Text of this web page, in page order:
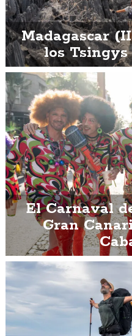
Madagascar
los Tsingys
El Carnaval
Gran